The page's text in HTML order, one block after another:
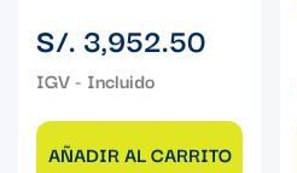
Precio
regular
S/. 3,952.50
AÑADIR AL CARRITO